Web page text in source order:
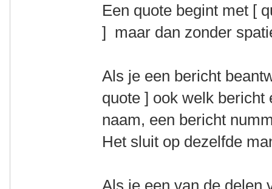
Een quote begint met [
] maar dan zonder
Als je een bericht
quote ] ook welk bericht
naam, een bericht
Het sluit op dezelfde
Als je een van de delen